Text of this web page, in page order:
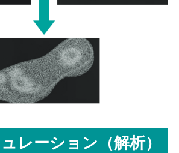
レーション（解析）